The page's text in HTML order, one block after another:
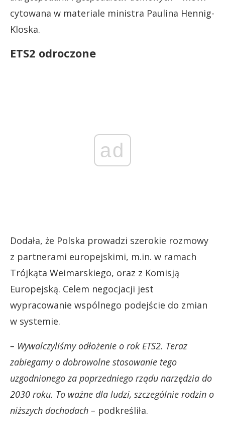
cytowana w materiale ministra Paulina Hennig-
Kloska.
ETS2 odroczone
ad
Dodała, że Polska prowadzi szerokie rozmowy
z partnerami europejskimi, m.in. w ramach
Trójkąta Weimarskiego, oraz z Komisją
Europejską. Celem negocjacji jest
wypracowanie wspólnego podejście do zmian
w systemie.
– Wywalczyliśmy odłożenie o rok ETS2. Teraz
zabiegamy o dobrowolne stosowanie tego
uzgodnionego za poprzedniego rządu narzędzia do
2030 roku. To ważne dla ludzi, szczególnie rodzin o
niższych dochodach – podkreśliła.